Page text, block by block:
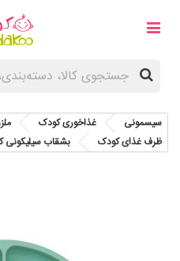
سیسمونی غذاخوری کودک
ظرف غذای کودک
بشقاب